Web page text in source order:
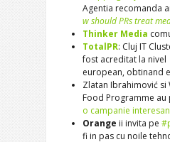
Agentia recomanda
w should PRs treat
Thinker Media
TotalPR: Cluj IT
fost acreditat la nivel
european, obtinand
Zlatan Ibrahimović si
Food Programme au
o campanie
Orange ii invita pe
fi in pas cu noile